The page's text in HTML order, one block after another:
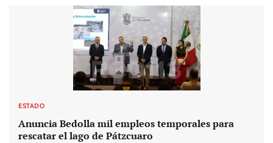
ESTADO
Anuncia Bedolla mil empleos temporales para
rescatar el lago de Pátzcuaro